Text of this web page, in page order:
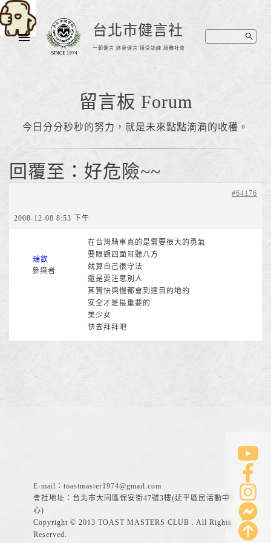
台北市健言社
一朝健言 終身健言 接受訓練 服務社會
留言板 Forum
今日分分秒秒的努力，就是未來點點滴滴的收穫。
回覆至：好危險~~
2008-12-08 8:53 下午
#64176
瑞欽
參與者
在台灣騎車真的是需要很大的勇氣
要眼觀四面耳聽八方
就算自己很守法
還是要注意別人
其實快與慢都會到達目的地的
安全才是最重要的
美少女
快去拜拜吧
E-mail： toastmaster1974@gmail.com
會社地址：台北市大同區保安街47號3樓(延平區民活動中
心)
Copyright © 2013 TOAST MASTERS CLUB . All Rights
Reserved.